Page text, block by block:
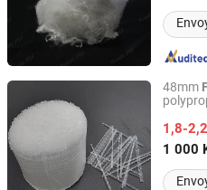
48mm
1,8-
1 000
Briture Co., Ltd.
Anhui, China